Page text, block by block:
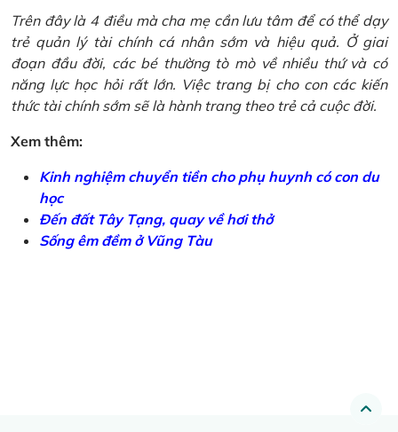
Trên đây là 4 điều mà cha mẹ cần lưu tâm để có thể dạy
trẻ quản lý tài chính cá nhân sớm và hiệu quả. Ở giai
đoạn đầu đời, các bé thường tò mò về nhiều thứ và có
năng lực học hỏi rất lớn. Việc trang bị cho con các kiến
thức tài chính sớm sẽ là hành trang theo trẻ cả cuộc đời.
Xem thêm:
Kinh nghiệm chuyển tiền cho phụ huynh có con du
học
Đến đất Tây Tạng, quay về hơi thở
Sống êm đềm ở Vũng Tàu